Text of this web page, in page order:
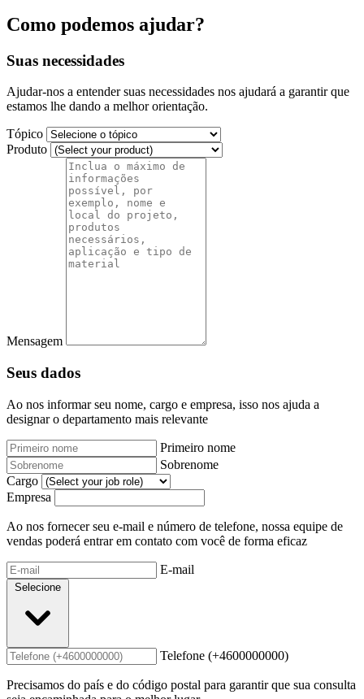
Como podemos ajudar?
Suas necessidades
Ajudar-nos a entender suas necessidades nos ajudará a garantir que
estamos lhe dando a melhor orientação.
Tópico
Produto
Mensagem
Seus dados
Ao nos informar seu nome, cargo e empresa, isso nos ajuda a
designar o departamento mais relevante
Primeiro nome
Sobrenome
Cargo
Empresa
Ao nos fornecer seu e-mail e número de telefone, nossa equipe de
vendas poderá entrar em contato com você de forma eficaz
E-mail
Selecione
Telefone (+4600000000)
Precisamos do país e do código postal para garantir que sua consulta